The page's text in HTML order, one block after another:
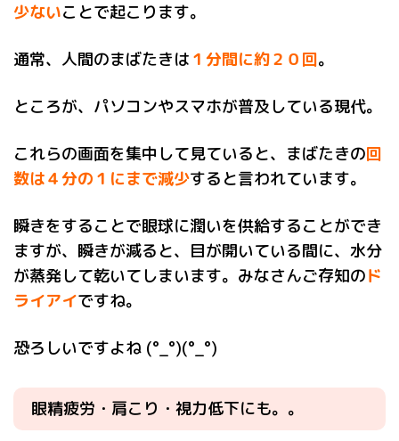
少ないことで起こります。
通常、人間のまばたきは １分間に約２０回。
ところが、パソコンやスマホが普及している現代。
これらの画面を集中して見ていると、まばたきの回
数は４分の１にまで減少すると言われています。
瞬きをすることで眼球に潤いを供給することができ
ますが、瞬きが減ると、目が開いている間に、水分
が蒸発して乾いてしまいます。みなさんご存知のド
ライアイですね。
恐ろしいですよね (°_°)(°_°)
眼精疲労・肩こり・視力低下にも。。